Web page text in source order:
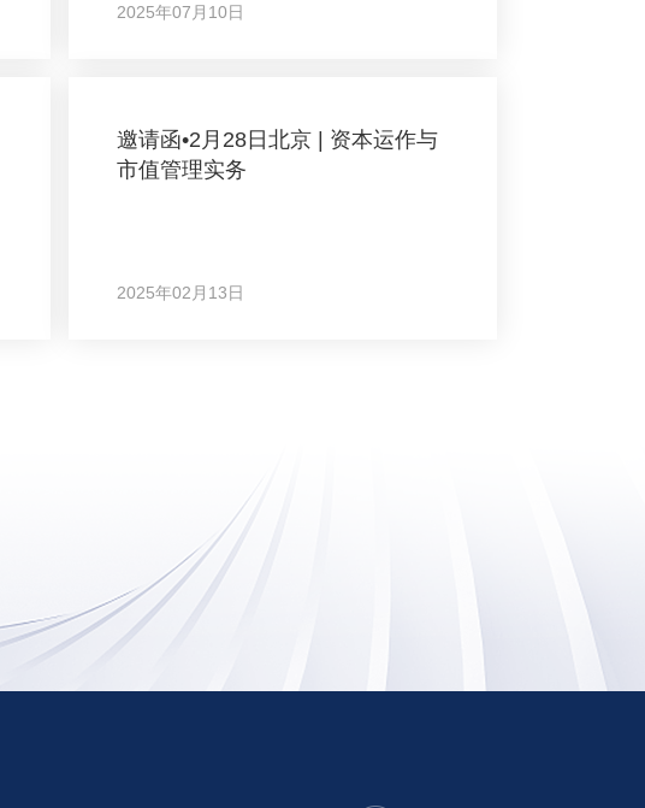
2025年07月10日
邀请函•2月28日北京 | 资本运作与
市值管理实务
2025年02月13日